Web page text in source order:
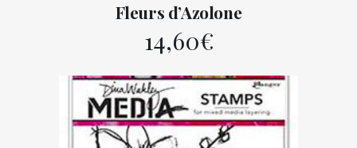
Fleurs d’Azolone
14,60€